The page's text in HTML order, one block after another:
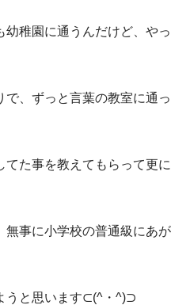
稚園に通うんだけど、やっ
で、ずっと言葉の教室に通っ
た事を教えてもらって更に
無事に小学校の普通級にあが
うと思います⊂(^・^)⊃